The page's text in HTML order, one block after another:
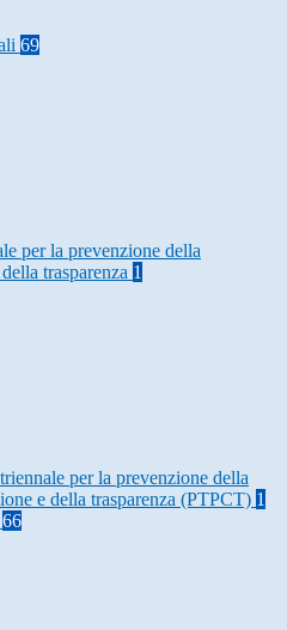
69
per la prevenzione della
trasparenza 1
per la prevenzione della
e della trasparenza (PTPCT) 1
66